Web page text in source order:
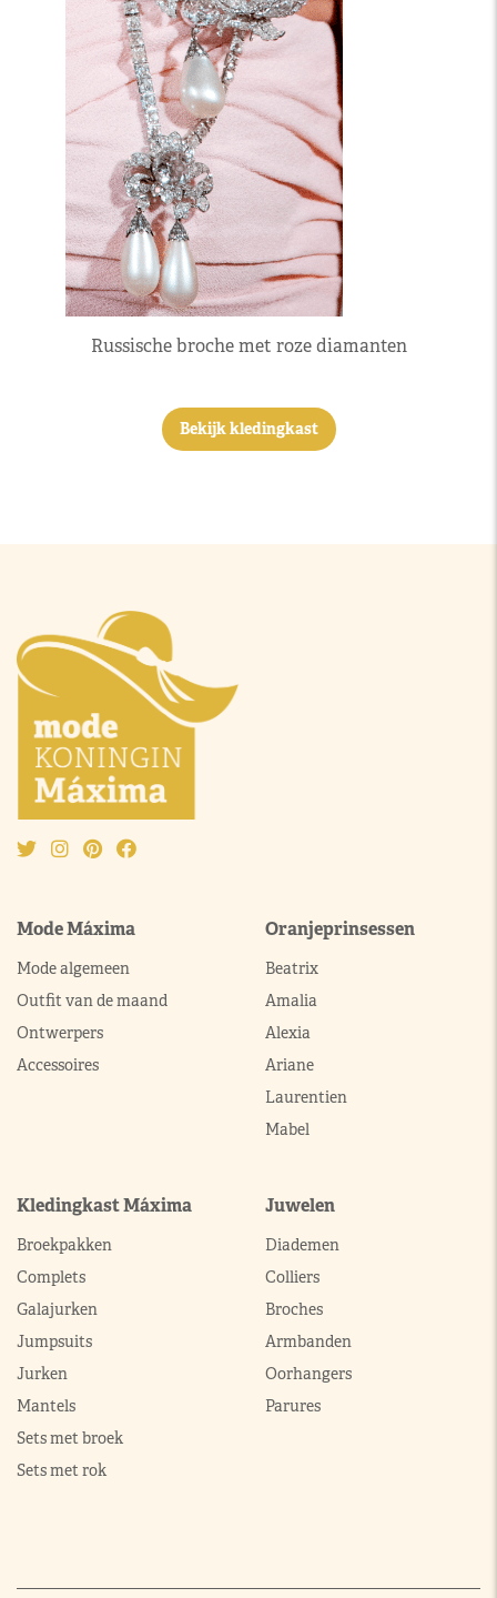
Russische broche met roze diamanten
Bekijk kledingkast
Mode Máxima
Mode algemeen
Outfit van de maand
Ontwerpers
Accessoires
Oranjeprinsessen
Beatrix
Amalia
Alexia
Ariane
Laurentien
Mabel
Kledingkast Máxima
Broekpakken
Complets
Galajurken
Jumpsuits
Jurken
Mantels
Sets met broek
Sets met rok
Juwelen
Diademen
Colliers
Broches
Armbanden
Oorhangers
Parures